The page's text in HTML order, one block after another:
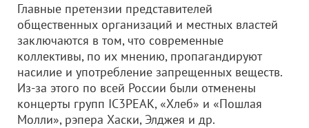
Главные претензии представителей
общественных организаций и местных властей
заключаются в том, что современные
коллективы, по их мнению, пропагандируют
насилие и употребление запрещенных веществ.
Из-за этого по всей России были отменены
концерты групп IC3PEAK, «Хлеб» и «Пошлая
Молли», рэпера Хаски, Элджея и др.